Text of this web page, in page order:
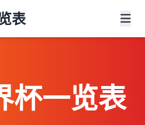
表
杯一览表